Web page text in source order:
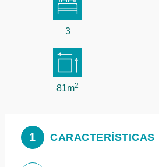
3
81m2
1 CARACTERÍSTICAS